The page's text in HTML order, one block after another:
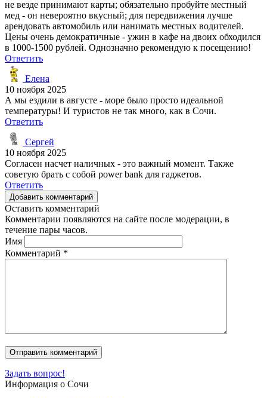
не везде принимают карты; обязательно пробуйте местный
мед - он невероятно вкусный; для передвижения лучше
арендовать автомобиль или нанимать местных водителей.
Цены очень демократичные - ужин в кафе на двоих обходился
в 1000-1500 рублей. Однозначно рекомендую к посещению!
Ответить
Елена
10 ноября 2025
А мы ездили в августе - море было просто идеальной
температуры! И туристов не так много, как в Сочи.
Ответить
Сергей
10 ноября 2025
Согласен насчет наличных - это важный момент. Также
советую брать с собой power bank для гаджетов.
Ответить
Добавить комментарий
Оставить комментарий
Комментарии появляются на сайте после модерации, в
течение пары часов.
Имя
Комментарий *
Задать вопрос!
Информация о Сочи